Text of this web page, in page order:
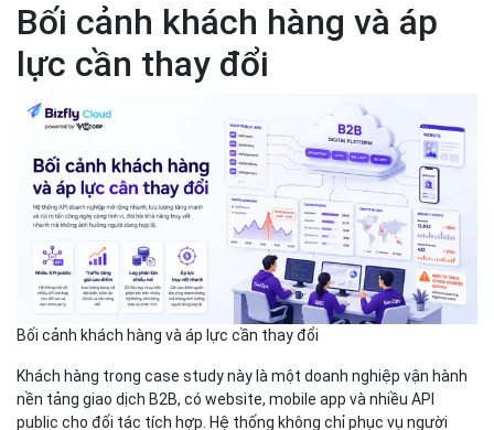
Bối cảnh khách hàng và áp
lực cần thay đổi
Bối cảnh khách hàng và áp lực cần thay đổi
Khách hàng trong case study này là một doanh nghiệp vận hành
nền tảng giao dịch B2B, có website, mobile app và nhiều API
public cho đối tác tích hợp. Hệ thống không chỉ phục vụ người